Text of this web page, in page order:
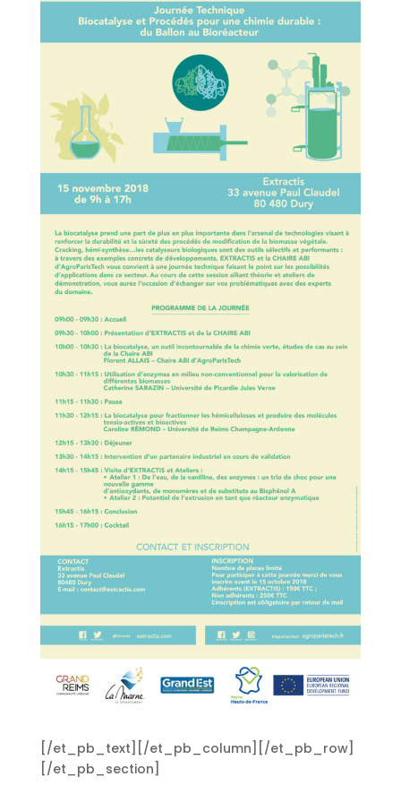
[/et_pb_text][/et_pb_column][/et_pb_row]
[/et_pb_section]